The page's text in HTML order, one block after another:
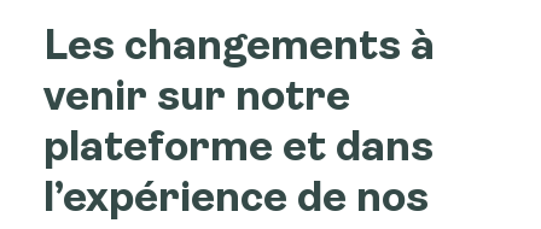
Les changements à
venir sur notre
plateforme et dans
l’expérience de nos